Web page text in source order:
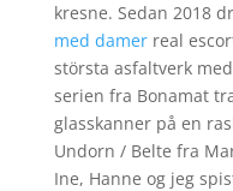
kresne. Sedan 2018
med damerreal
största asfaltverk
serien fra Bonamat
glasskanner på en
Undorn / Belte fra
Ine, Hanne og jeg